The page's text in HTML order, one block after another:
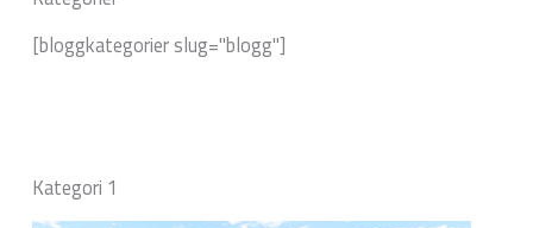
[bloggkategorier slug="blogg"]
Kategori 1